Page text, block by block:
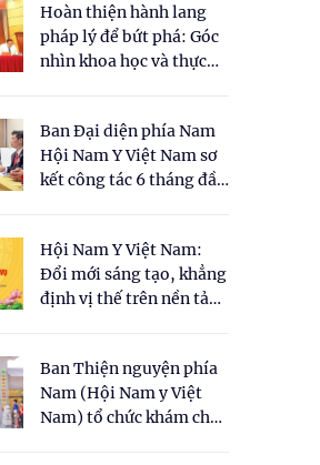
Hoàn thiện hành lang
pháp lý để bứt phá: Góc
nhìn khoa học và thực
cho Luật Y dược cổ
truyền Việt Nam"
Ban Đại diện phía Nam
Hội Nam Y Việt Nam sơ
kết công tác 6 tháng đầu
Hội Nam Y Việt Nam:
Đổi mới sáng tạo, khẳng
định vị thế trên nền tảng
Ban Thiện nguyện phía
Nam (Hội Nam y Việt
Nam) tổ chức khám chữa